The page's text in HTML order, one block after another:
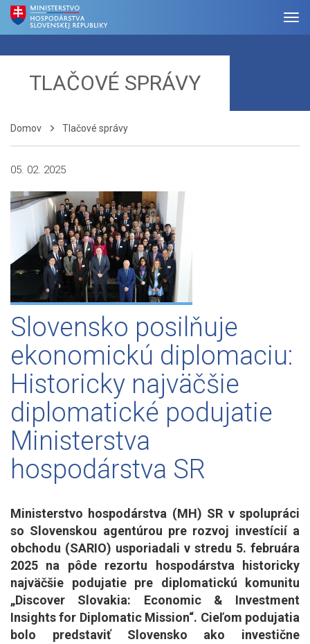
TLAČOVÉ SPRÁVY
Domov Tlačové správy
05. 02. 2025
Slovensko posilňuje
ekonomickú diplomaciu:
Historicky najväčšie
diplomatické podujatie
Ministerstva
hospodárstva SR
Ministerstvo hospodárstva (MH) SR v spolupráci
so Slovenskou agentúrou pre rozvoj investícií a
obchodu (SARIO) usporiadali v stredu 5. februára
2025 na pôde rezortu hospodárstva historicky
najväčšie podujatie pre diplomatickú komunitu
„Discover Slovakia: Economic & Investment
Insights for Diplomatic Mission“. Cieľom podujatia
bolo predstaviť Slovensko ako investične